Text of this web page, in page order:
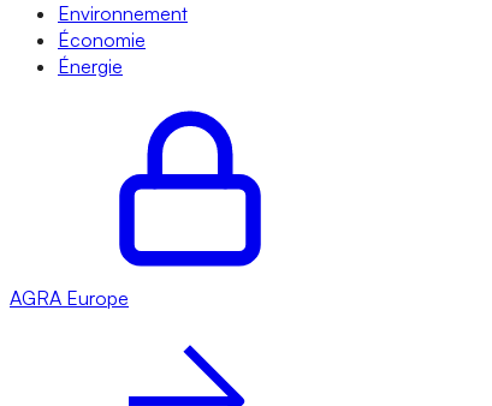
Environnement
Économie
Énergie
AGRA Europe